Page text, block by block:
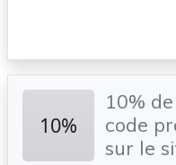
10%
10%
code
sur le